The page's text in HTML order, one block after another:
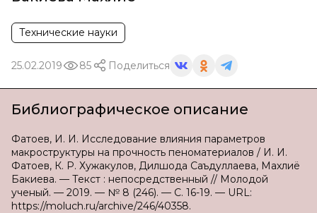
Технические науки
25.02.2019 85 Поделиться
Библиографическое описание
Фатоев, И. И. Исследование влияния параметров
макроструктуры на прочность пеноматериалов / И. И.
Фатоев, К. Р. Хужакулов, Дилшода Саъдуллаева, Махлиё
Бакиева. — Текст : непосредственный // Молодой
ученый. — 2019. — № 8 (246). — С. 16-19. — URL:
https://moluch.ru/archive/246/40358.